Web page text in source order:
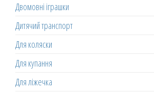
Двомовні іграшки
Дитячий транспорт
Для коляски
Для купання
Для ліжечка